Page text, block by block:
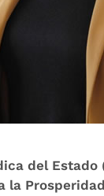
del Estado